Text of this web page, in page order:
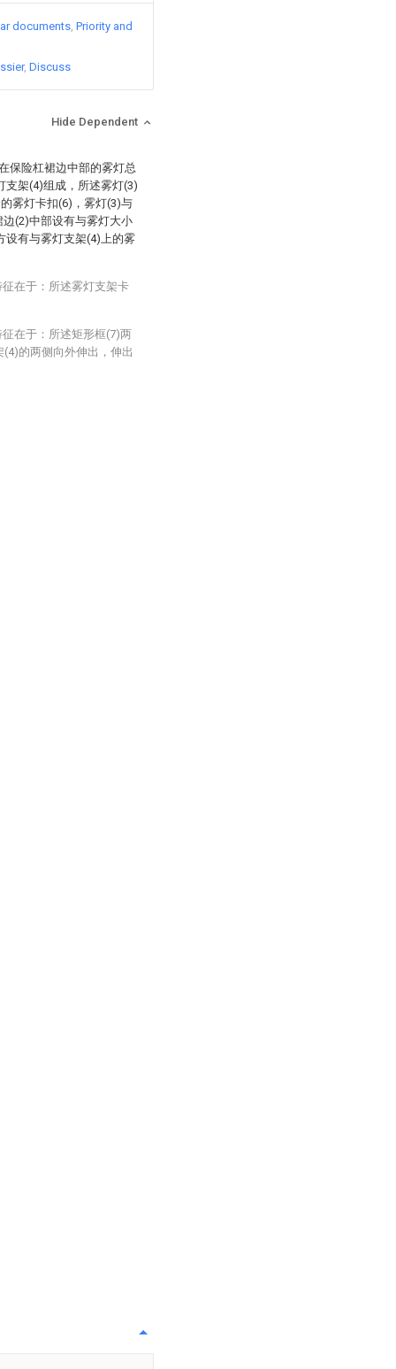
documents Priority and
Discuss
Hide Dependent
保险杠裙边中部的雾灯总
支架(4)组成，所述雾灯(3)
雾灯卡扣(6)，雾灯(3)与
(2)中部设有与雾灯大小
设有与雾灯支架(4)上的雾
在于：所述雾灯支架卡
在于：所述矩形框(7)两
的两侧向外伸出，伸出